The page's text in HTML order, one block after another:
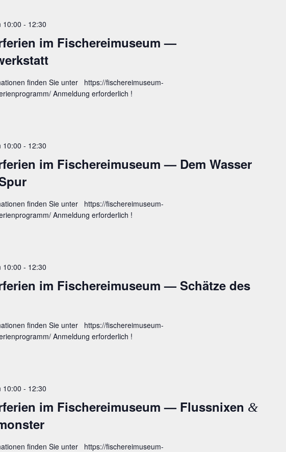
im Fische­rei­mu­se­um —
10:00 - 12:30
finden Sie unter https://fischereimuseum-
Anmeldung erforderlich !
im Fische­rei­mu­se­um — Dem Was­ser
10:00 - 12:30
finden Sie unter https://fischereimuseum-
Anmeldung erforderlich !
im Fische­rei­mu­se­um — Schät­ze des
10:00 - 12:30
finden Sie unter https://fischereimuseum-
Anmeldung erforderlich !
im Fische­rei­mu­se­um — Fluss­ni­xen &
10:00 - 12:30
finden Sie unter https://fischereimuseum-